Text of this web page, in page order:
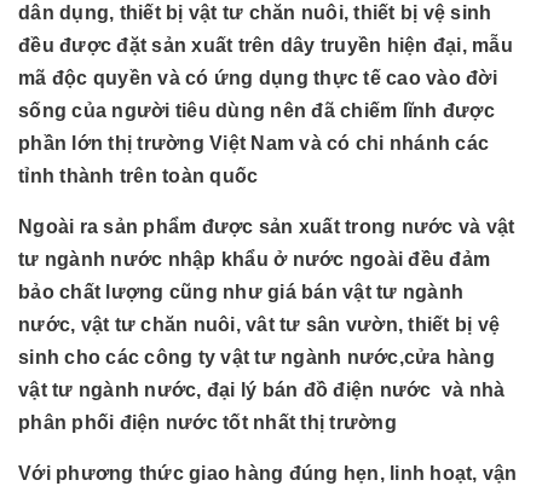
dân dụng, thiết bị vật tư chăn nuôi, thiết bị vệ sinh
đều được đặt sản xuất trên dây truyền hiện đại, mẫu
mã độc quyền và có ứng dụng thực tế cao vào đời
sống của người tiêu dùng nên đã chiếm lĩnh được
phần lớn thị trường Việt Nam và có chi nhánh các
tỉnh thành trên toàn quốc
Ngoài ra sản phẩm được sản xuất trong nước và vật
tư ngành nước nhập khẩu ở nước ngoài đều đảm
bảo chất lượng cũng như giá bán vật tư ngành
nước, vật tư chăn nuôi, vât tư sân vườn, thiết bị vệ
sinh cho các công ty vật tư ngành nước,cửa hàng
vật tư ngành nước, đại lý bán đồ điện nước và nhà
phân phối điện nước tốt nhất thị trường
Với phương thức giao hàng đúng hẹn, linh hoạt, vận